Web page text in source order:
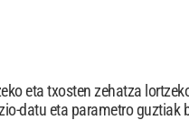
eta txosten zehatza
datu eta parametro guztiak